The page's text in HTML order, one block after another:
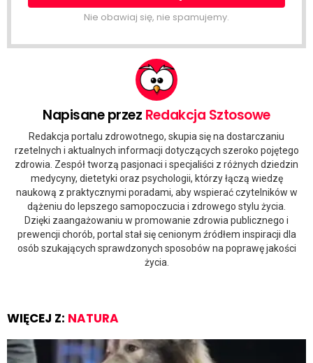
Nie obawiaj się, nie spamujemy.
Napisane przez Redakcja Sztosowe
Redakcja portalu zdrowotnego, skupia się na dostarczaniu
rzetelnych i aktualnych informacji dotyczących szeroko pojętego
zdrowia. Zespół tworzą pasjonaci i specjaliści z różnych dziedzin
medycyny, dietetyki oraz psychologii, którzy łączą wiedzę
naukową z praktycznymi poradami, aby wspierać czytelników w
dążeniu do lepszego samopoczucia i zdrowego stylu życia.
Dzięki zaangażowaniu w promowanie zdrowia publicznego i
prewencji chorób, portal stał się cenionym źródłem inspiracji dla
osób szukających sprawdzonych sposobów na poprawę jakości
życia.
WIĘCEJ Z: NATURA